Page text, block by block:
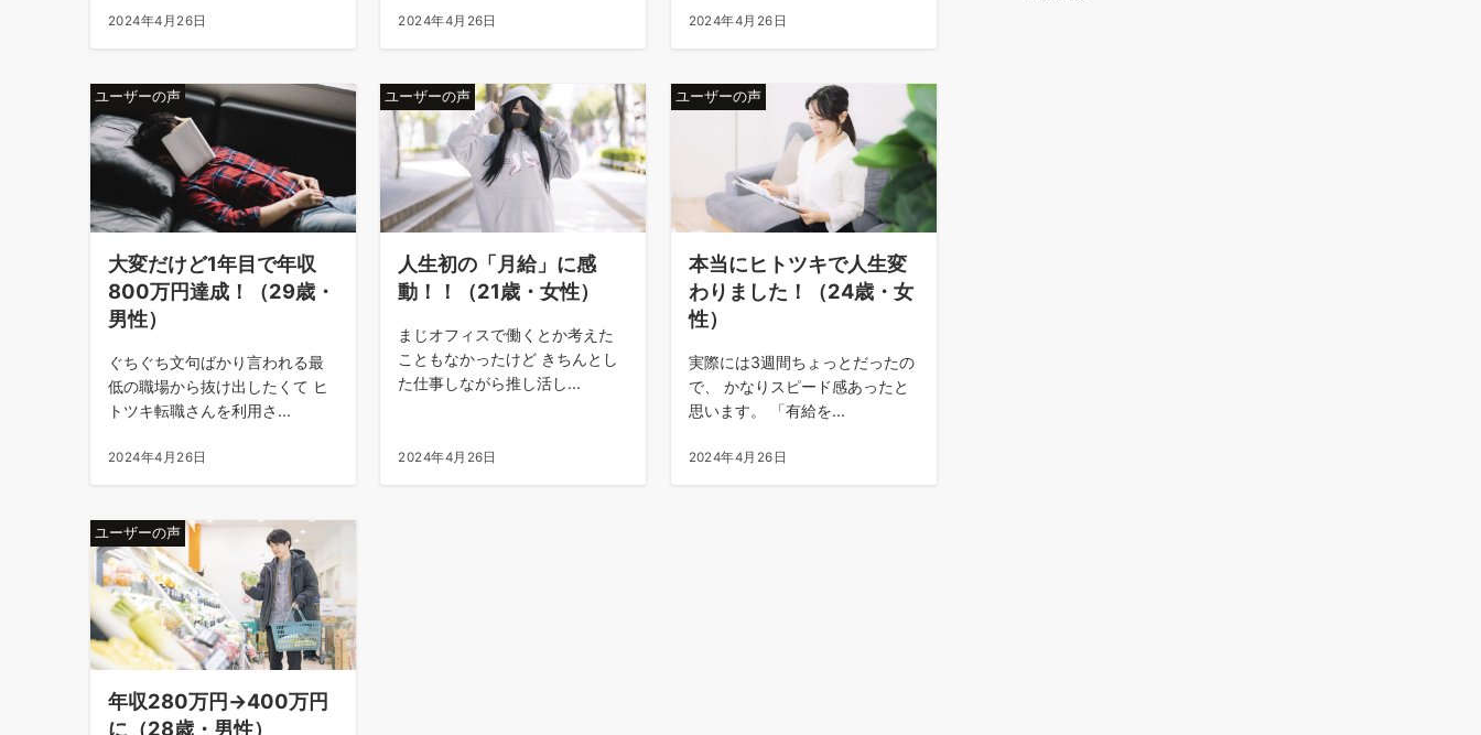
2024年4月26日 2024年4月26日 2024年4月26日
ユーザーの声
大変だけど1年目で年収
800万円達成！（29歳・
男性）
ぐちぐち文句ばかり言われる最
低の職場から抜け出したくて ヒ
トツキ転職さんを利用さ...
2024年4月26日
ユーザーの声
人生初の「月給」に感
動！！（21歳・女性）
まじオフィスで働くとか考えた
こともなかったけど きちんとし
た仕事しながら推し活し...
2024年4月26日
ユーザーの声
本当にヒトツキで人生変
わりました！（24歳・女
性）
実際には3週間ちょっとだったの
で、 かなりスピード感あったと
思います。 「有給を...
2024年4月26日
ユーザーの声
年収280万円→400万円
に（28歳・男性）